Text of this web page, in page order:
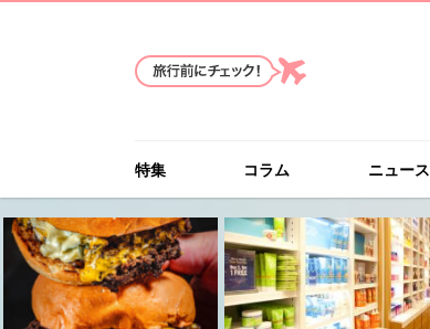
特集 コラム ニュース